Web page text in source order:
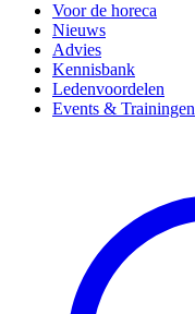
Voor de horeca
Nieuws
Advies
Kennisbank
Ledenvoordelen
Events & Trainingen